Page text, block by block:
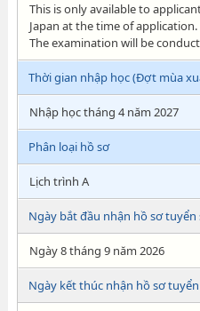
This is only available to
Japan at the time of application.
The examination will be
Thời gian nhập học (Đợt mùa
Nhập học tháng 4 năm 2027
Phân loại hồ sơ
Lịch trình A
Ngày bắt đầu nhận hồ sơ tuyển
Ngày 8 tháng 9 năm 2026
Ngày kết thúc nhận hồ sơ